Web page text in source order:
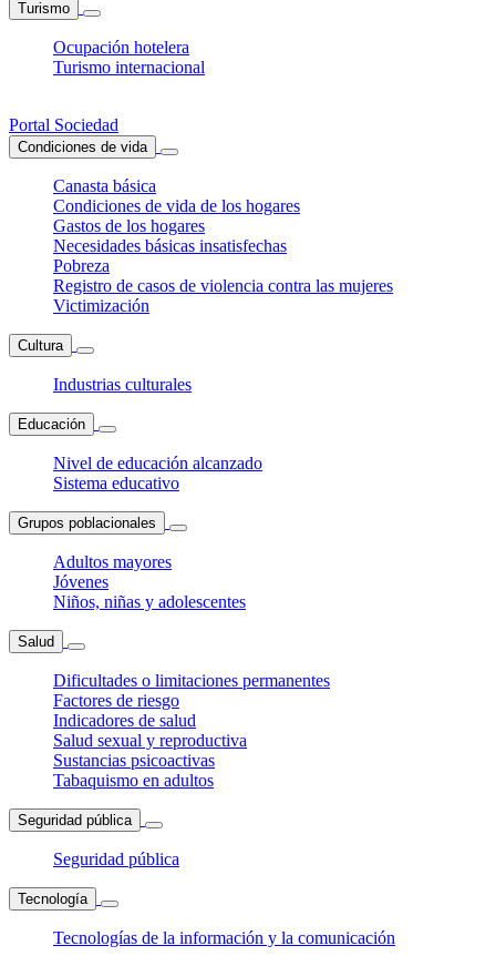
Turismo
Ocupación hotelera
Turismo internacional
Portal Sociedad
Condiciones de vida
Canasta básica
Condiciones de vida de los hogares
Gastos de los hogares
Necesidades básicas insatisfechas
Pobreza
Registro de casos de violencia contra las mujeres
Victimización
Cultura
Industrias culturales
Educación
Nivel de educación alcanzado
Sistema educativo
Grupos poblacionales
Adultos mayores
Jóvenes
Niños, niñas y adolescentes
Salud
Dificultades o limitaciones permanentes
Factores de riesgo
Indicadores de salud
Salud sexual y reproductiva
Sustancias psicoactivas
Tabaquismo en adultos
Seguridad pública
Seguridad pública
Tecnología
Tecnologías de la información y la comunicación